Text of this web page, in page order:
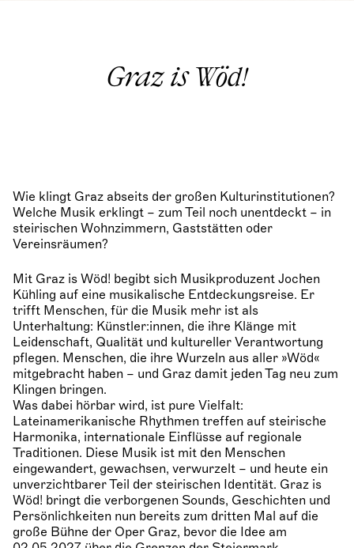
Graz is Wöd!
Wie klingt Graz abseits der großen Kulturinstitutionen?
Welche Musik erklingt – zum Teil noch unentdeckt – in
steirischen Wohnzimmern, Gaststätten oder
Vereinsräumen?
Mit Graz is Wöd! begibt sich Musikproduzent Jochen
Kühling auf eine musikalische Entdeckungsreise. Er
trifft Menschen, für die Musik mehr ist als
Unterhaltung: Künstler:innen, die ihre Klänge mit
Leidenschaft, Qualität und kultureller Verantwortung
pflegen. Menschen, die ihre Wurzeln aus aller »Wöd«
mitgebracht haben – und Graz damit jeden Tag neu zum
Klingen bringen.
Was dabei hörbar wird, ist pure Vielfalt:
Lateinamerikanische Rhythmen treffen auf steirische
Harmonika, internationale Einflüsse auf regionale
Traditionen. Diese Musik ist mit den Menschen
eingewandert, gewachsen, verwurzelt – und heute ein
unverzichtbarer Teil der steirischen Identität. Graz is
Wöd! bringt die verborgenen Sounds, Geschichten und
Persönlichkeiten nun bereits zum dritten Mal auf die
große Bühne der Oper Graz, bevor die Idee am